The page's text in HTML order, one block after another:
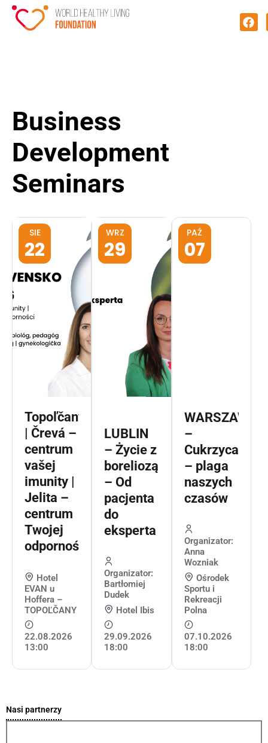
Business
Development
Seminars
SIE
22
Topoľčany
| Črevá –
centrum
vašej
imunity |
Jelita –
centrum
Twojej
odporności
Hotel
EVAN u
Hoffera –
TOPOĽČANY
22.08.2026
13:00
WRZ
29
LUBLIN
– Życie z
boreliozą
– Od
pacjenta
do
eksperta
Organizator:
Bartłomiej
Dudek
Hotel Ibis
29.09.2026
18:00
PAŹ
07
WARSZAWA
–
Cukrzyca
– plaga
naszych
czasów
Organizator:
Anna
Wozniak
Ośrodek
Sportu i
Rekreacji
Polna
07.10.2026
18:00
Nasi partnerzy